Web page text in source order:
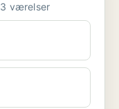
Andelsbolig til salg i 9000 Aalborg 3 værelser